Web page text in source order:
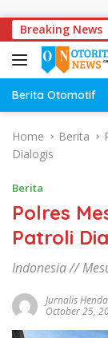
Breaking News
Berita Otomotif
Home Berita
Dialogis
Berita
Polres
Patroli
Indonesia //
Jurnalis
October 25,